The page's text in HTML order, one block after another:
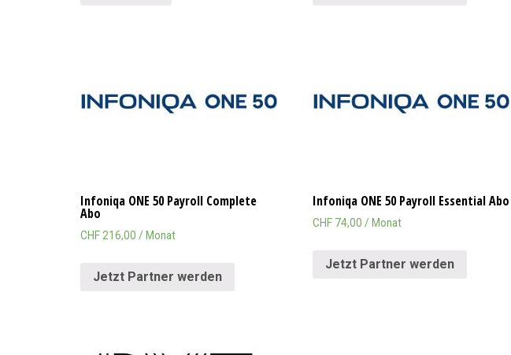
Infoniqa ONE 50 Payroll Complete
Abo
CHF 216,00 / Monat
Jetzt Partner werden
Infoniqa ONE 50 Payroll Essential Abo
CHF74,00 / Monat
Jetzt Partner werden